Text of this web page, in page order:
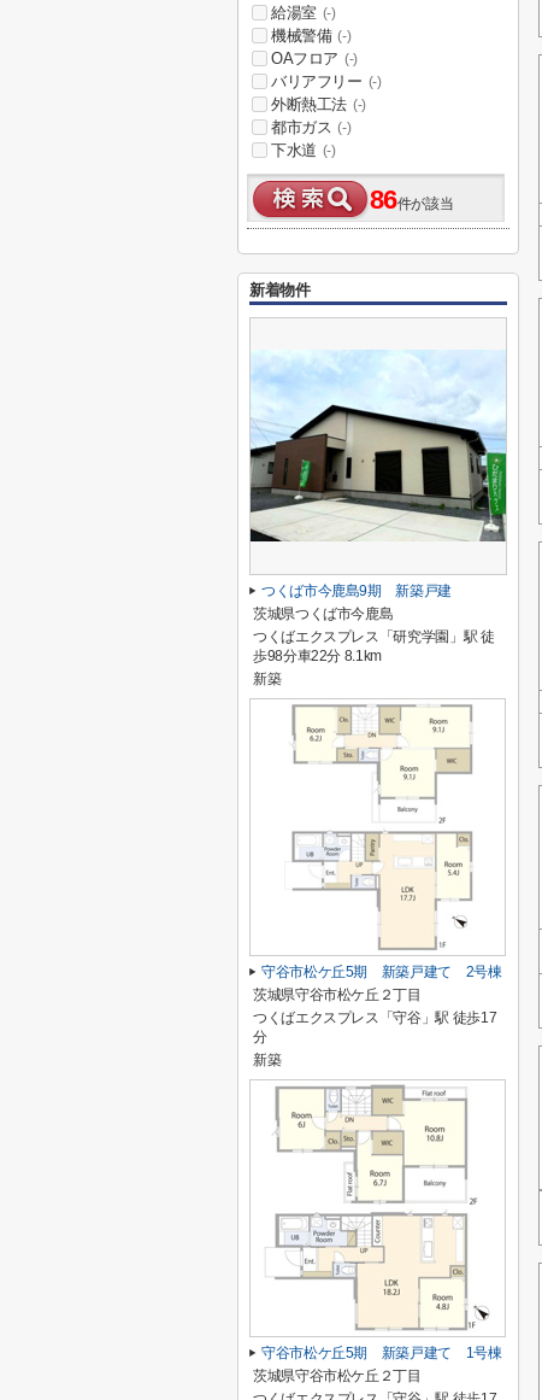
給湯室 (-)
機械警備 (-)
OAフロア (-)
バリアフリー (-)
外断熱工法 (-)
都市ガス (-)
下水道 (-)
86件が該当
新着物件
つくば市今鹿島9期 新築戸建
茨城県つくば市今鹿島
つくばエクスプレス「研究学園」駅 徒
歩98分車22分 8.1km
新築
守谷市松ケ丘5期 新築戸建て 2号棟
茨城県守谷市松ケ丘２丁目
つくばエクスプレス「守谷」駅 徒歩17
分
新築
守谷市松ケ丘5期 新築戸建て 1号棟
茨城県守谷市松ケ丘２丁目